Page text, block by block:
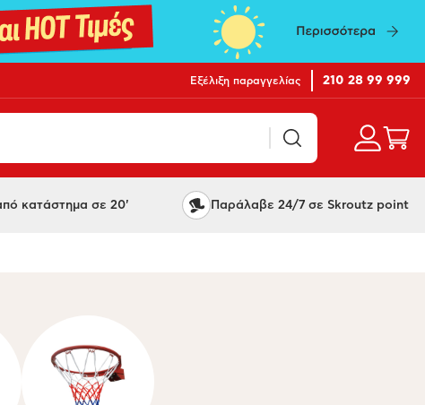
Εξέλιξη παραγγελίας 210 28 99 999
κατάστημα σε 20' Παράλαβε 24/7 σε Skroutz point